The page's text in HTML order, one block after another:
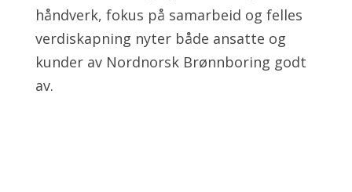
håndverk, fokus på samarbeid og felles
verdiskapning nyter både ansatte og
kunder av Nordnorsk Brønnboring godt
av.